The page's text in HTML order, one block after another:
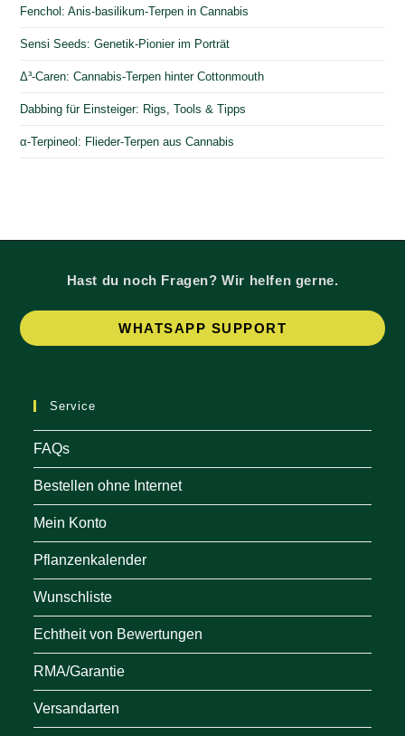
Fenchol: Anis-basilikum-Terpen in Cannabis
Sensi Seeds: Genetik-Pionier im Porträt
Δ³-Caren: Cannabis-Terpen hinter Cottonmouth
Dabbing für Einsteiger: Rigs, Tools & Tipps
α-Terpineol: Flieder-Terpen aus Cannabis
Hast du noch Fragen? Wir helfen gerne.
WHATSAPP SUPPORT
Service
FAQs
Bestellen ohne Internet
Mein Konto
Pflanzenkalender
Wunschliste
Echtheit von Bewertungen
RMA/Garantie
Versandarten